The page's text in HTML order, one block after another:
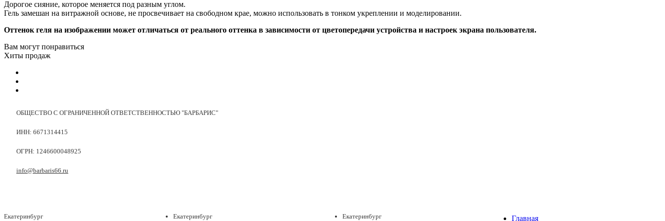
Дорогое сияние, которое меняется под разным углом.
Гель замешан на витражной основе, не просвечивает на свободном крае, можно использовать в тонком укреплении и моделировании.
Оттенок геля на изображении может отличаться от реального оттенка в зависимости от цветопередачи устройства и настроек экрана пользователя.
Вам могут понравиться
Хиты продаж
ОБЩЕСТВО С ОГРАНИЧЕННОЙ ОТВЕТСТВЕННОСТЬЮ "БАРБАРИС"
ИНН: 6671314415
ОГРН: 1246600048925
info@barbaris66.ru
Екатеринбург Екатеринбург Екатеринбург Главная